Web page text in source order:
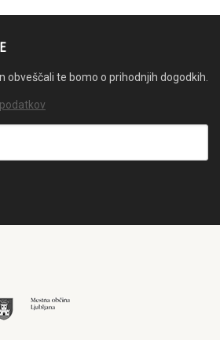
obveščali te bomo o prihodnjih dogodkih.